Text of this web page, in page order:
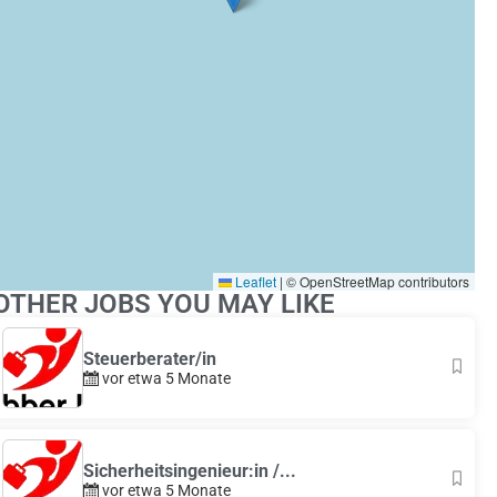
Leaflet | © OpenStreetMap contributors
JOBS YOU MAY LIKE
Steuerberater/in
vor etwa 5 Monate
Sicherheitsingenieur:in /...
vor etwa 5 Monate